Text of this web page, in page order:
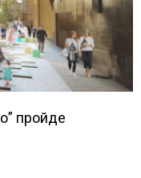
пройде